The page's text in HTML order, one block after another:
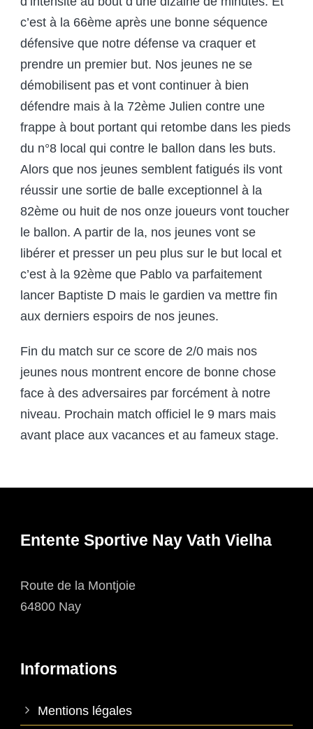
c’est à la 66ème après une bonne séquence
défensive que notre défense va craquer et
prendre un premier but. Nos jeunes ne se
démobilisent pas et vont continuer à bien
défendre mais à la 72ème Julien contre une
frappe à bout portant qui retombe dans les pieds
du n°8 local qui contre le ballon dans les buts.
Alors que nos jeunes semblent fatigués ils vont
réussir une sortie de balle exceptionnel à la
82ème ou huit de nos onze joueurs vont toucher
le ballon. A partir de la, nos jeunes vont se
libérer et presser un peu plus sur le but local et
c’est à la 92ème que Pablo va parfaitement
lancer Baptiste D mais le gardien va mettre fin
aux derniers espoirs de nos jeunes.
Fin du match sur ce score de 2/0 mais nos
jeunes nous montrent encore de bonne chose
face à des adversaires par forcément à notre
niveau. Prochain match officiel le 9 mars mais
avant place aux vacances et au fameux stage.
Entente Sportive Nay Vath Vielha
Route de la Montjoie
64800 Nay
Informations
Mentions légales